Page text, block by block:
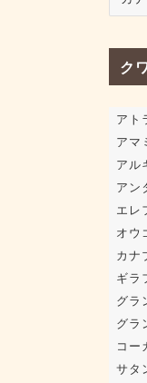
記
カ
テ
リ
ー
ク
アト
アマ
アル
アン
エレ
オウ
カナ
ギラ
グラ
グラ
コー
サタ